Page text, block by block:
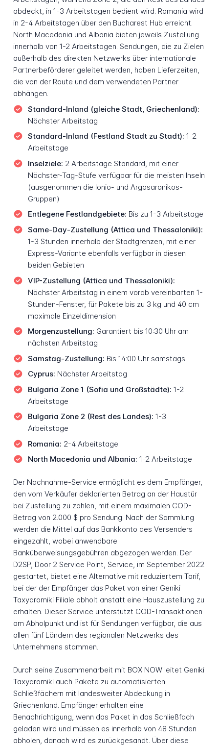
abdeckt, in 1-3 Arbeitstagen bedient wird. Romania wird
in 2-4 Arbeitstagen über den Bucharest Hub erreicht.
North Macedonia und Albania bieten jeweils Zustellung
innerhalb von 1-2 Arbeitstagen. Sendungen, die zu Zielen
außerhalb des direkten Netzwerks über internationale
Partnerbeförderer geleitet werden, haben Lieferzeiten,
die von der Route und dem verwendeten Partner
abhängen.
Standard-Inland (gleiche Stadt, Griechenland):
Nächster Arbeitstag
Standard-Inland (Festland Stadt zu Stadt): 1-2
Arbeitstage
Inselziele: 2 Arbeitstage Standard, mit einer
Nächster-Tag-Stufe verfügbar für die meisten Inseln
(ausgenommen die Ionio- und Argosaronikos-
Gruppen)
Entlegene Festlandgebiete: Bis zu 1-3 Arbeitstage
Same-Day-Zustellung (Attica und Thessaloniki):
1-3 Stunden innerhalb der Stadtgrenzen, mit einer
Express-Variante ebenfalls verfügbar in diesen
beiden Gebieten
VIP-Zustellung (Attica und Thessaloniki):
Nächster Arbeitstag in einem vorab vereinbarten 1-
Stunden-Fenster, für Pakete bis zu 3 kg und 40 cm
maximale Einzeldimension
Morgenzustellung: Garantiert bis 10:30 Uhr am
nächsten Arbeitstag
Samstag-Zustellung: Bis 14:00 Uhr samstags
Cyprus: Nächster Arbeitstag
Bulgaria Zone 1 (Sofia und Großstädte): 1-2
Arbeitstage
Bulgaria Zone 2 (Rest des Landes): 1-3
Arbeitstage
Romania: 2-4 Arbeitstage
North Macedonia und Albania: 1-2 Arbeitstage
Der Nachnahme-Service ermöglicht es dem Empfänger,
den vom Verkäufer deklarierten Betrag an der Haustür
bei Zustellung zu zahlen, mit einem maximalen COD-
Betrag von 2.000 $ pro Sendung. Nach der Sammlung
werden die Mittel auf das Bankkonto des Versenders
eingezahlt, wobei anwendbare
Banküberweisungsgebühren abgezogen werden. Der
D2SP, Door 2 Service Point, Service, im September 2022
gestartet, bietet eine Alternative mit reduziertem Tarif,
bei der der Empfänger das Paket von einer Geniki
Taxydromiki Filiale abholt anstatt eine Hauszustellung zu
erhalten. Dieser Service unterstützt COD-Transaktionen
am Abholpunkt und ist für Sendungen verfügbar, die aus
allen fünf Ländern des regionalen Netzwerks des
Unternehmens stammen.
Durch seine Zusammenarbeit mit BOX NOW leitet Geniki
Taxydromiki auch Pakete zu automatisierten
Schließfächern mit landesweiter Abdeckung in
Griechenland. Empfänger erhalten eine
Benachrichtigung, wenn das Paket in das Schließfach
geladen wird und müssen es innerhalb von 48 Stunden
abholen, danach wird es zurückgesandt. Über diese